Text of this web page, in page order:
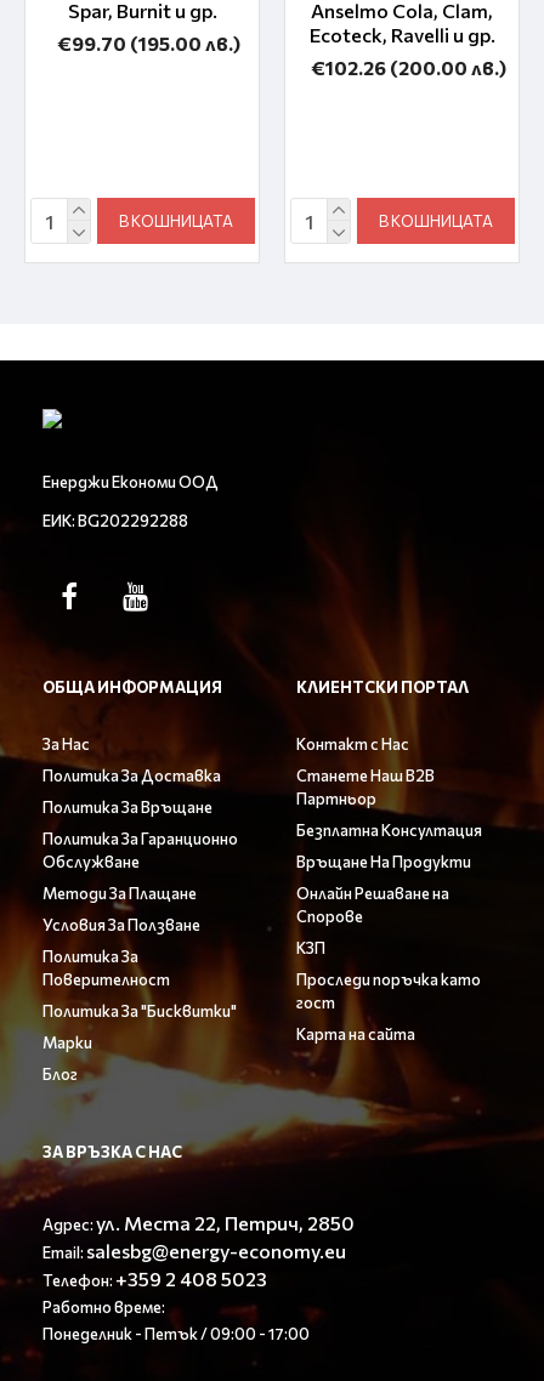
Spar, Burnit и др.
€99.70 (195.00 лв.)
В КОШНИЦАТА
Anselmo Cola, Clam,
Ecoteck, Ravelli и др.
€102.26 (200.00 лв.)
В КОШНИЦАТА
Енерджи Економи ООД
ЕИК: BG202292288
ОБЩА ИНФОРМАЦИЯ
За Нас
Политика За Доставка
Политика За Връщане
Политика За Гаранционно
Обслужване
Методи За Плащане
Условия За Ползване
Политика За
Поверителност
Политика За "Бисквитки"
Марки
Блог
КЛИЕНТСКИ ПОРТАЛ
Контакт с Нас
Станете Наш B2B
Партньор
Безплатна Консултация
Връщане На Продукти
Онлайн Решаване на
Спорове
КЗП
Проследи поръчка като
гост
Карта на сайта
ЗА ВРЪЗКА С НАС
Адрес:ул. Места 22, Петрич, 2850
Email: salesbg@energy-economy.eu
Телефон: +359 2 408 5023
Работно време:
Понеделник - Петък / 09:00 - 17:00